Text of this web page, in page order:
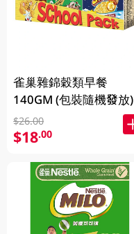
雀巢雜錦穀類早餐
140GM (包裝隨機發放)
$26.00
$18.00